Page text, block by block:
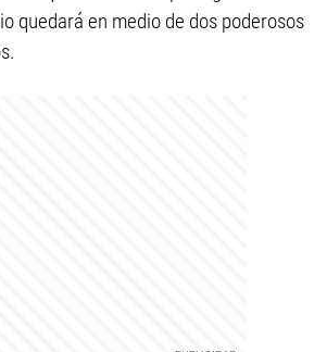
quedará en medio de dos poderosos